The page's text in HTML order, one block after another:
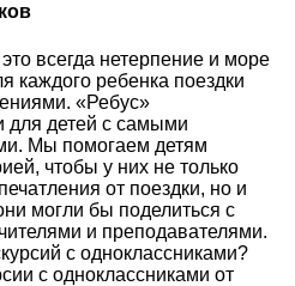
всегда нетерпение и море
каждого ребенка поездки
«Ребус»
для детей с самыми
Мы помогаем детям
чтобы у них не только
от поездки, но и
могли бы поделиться с
и преподавателями.
с одноклассниками?
с одноклассниками от